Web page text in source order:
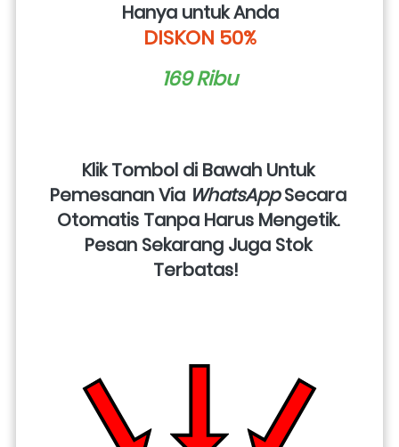
Hanya untuk Anda
DISKON 50%
169 Ribu
Klik Tombol di Bawah Untuk
Pemesanan Via WhatsApp Secara
Otomatis Tanpa Harus Mengetik.
Pesan Sekarang Juga Stok
Terbatas!